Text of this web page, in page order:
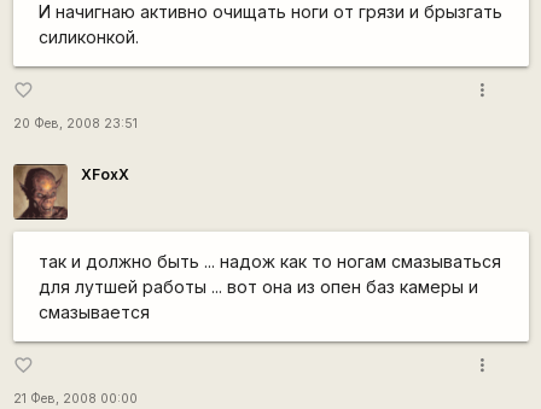
И начигнаю активно очищать ноги от грязи и брызгать
силиконкой.
favorite_border
20 Фев, 2008 23:51
more_vert
XFoxX
так и должно быть ... надож как то ногам смазываться
для лутшей работы ... вот она из опен баз камеры и
смазывается
favorite_border
21 Фев, 2008 00:00
more_vert